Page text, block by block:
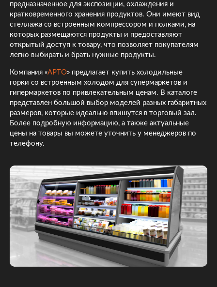
предназначенное для экспозиции, охлаждения и
кратковременного хранения продуктов. Они имеют вид
стеллажа со встроенным компрессором и полками, на
которых размещаются продукты и предоставляют
открытый доступ к товару, что позволяет покупателям
легко выбирать и брать нужные продукты.
Компания «АРТО» предлагает купить холодильные
горки со встроенным холодом для супермаркетов и
гипермаркетов по привлекательным ценам. В каталоге
представлен большой выбор моделей разных габаритных
размеров, которые идеально впишутся в торговый зал.
Более подробную информацию, а также актуальные
цены на товары вы можете уточнить у менеджеров по
телефону.